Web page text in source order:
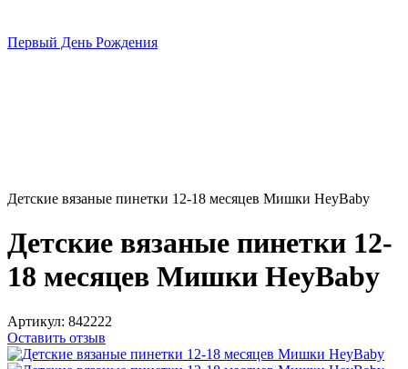
Первый День Рождения
Детские вязаные пинетки 12-18 месяцев Мишки HeyBaby
Детские вязаные пинетки 12-
18 месяцев Мишки HeyBaby
Артикул: 842222
Оставить отзыв